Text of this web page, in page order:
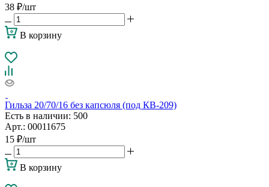
38 ₽/шт
В корзину
Гильза 20/70/16 без капсюля (под КВ-209)
Есть в наличии: 500
Арт.: 00011675
15 ₽/шт
В корзину